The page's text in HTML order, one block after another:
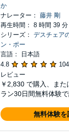
か
ナレーター： 藤井 剛
再生時間： 8 時間 39 分
シリーズ： デスチェア
ン・ポー
言語： 日本語
4.8
レビュー
￥2,830 で購入、また
ラン30日間無料体験
無料体験を